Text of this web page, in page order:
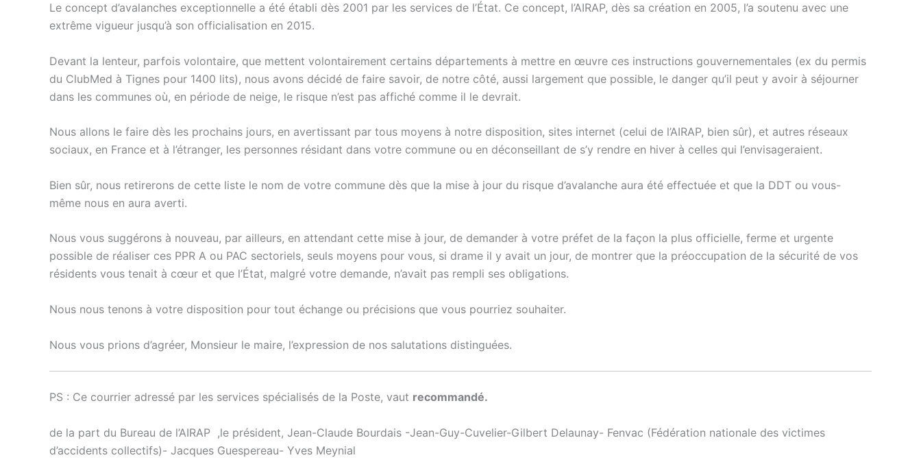
Le concept d’avalanches exceptionnelle a été établi dès 2001 par les services de l’État. Ce concept, l’AIRAP, dès sa création en 2005, l’a soutenu avec une
extrême vigueur jusqu’à son officialisation en 2015.
Devant la lenteur, parfois volontaire, que mettent volontairement certains départements à mettre en œuvre ces instructions gouvernementales (ex du permis
du ClubMed à Tignes pour 1400 lits), nous avons décidé de faire savoir, de notre côté, aussi largement que possible, le danger qu’il peut y avoir à séjourner
dans les communes où, en période de neige, le risque n’est pas affiché comme il le devrait.
Nous allons le faire dès les prochains jours, en avertissant par tous moyens à notre disposition, sites internet (celui de l’AIRAP, bien sûr), et autres réseaux
sociaux, en France et à l’étranger, les personnes résidant dans votre commune ou en déconseillant de s’y rendre en hiver à celles qui l’envisageraient.
Bien sûr, nous retirerons de cette liste le nom de votre commune dès que la mise à jour du risque d’avalanche aura été effectuée et que la DDT ou vous-
même nous en aura averti.
Nous vous suggérons à nouveau, par ailleurs, en attendant cette mise à jour, de demander à votre préfet de la façon la plus officielle, ferme et urgente
possible de réaliser ces PPR A ou PAC sectoriels, seuls moyens pour vous, si drame il y avait un jour, de montrer que la préoccupation de la sécurité de vos
résidents vous tenait à cœur et que l’État, malgré votre demande, n’avait pas rempli ses obligations.
Nous nous tenons à votre disposition pour tout échange ou précisions que vous pourriez souhaiter.
Nous vous prions d’agréer, Monsieur le maire, l’expression de nos salutations distinguées.
PS : Ce courrier adressé par les services spécialisés de la Poste, vaut recommandé.
de la part du Bureau de l’AIRAP ,le président, Jean-Claude Bourdais -Jean-Guy-Cuvelier-Gilbert Delaunay- Fenvac (Fédération nationale des victimes
d’accidents collectifs)- Jacques Guespereau- Yves Meynial